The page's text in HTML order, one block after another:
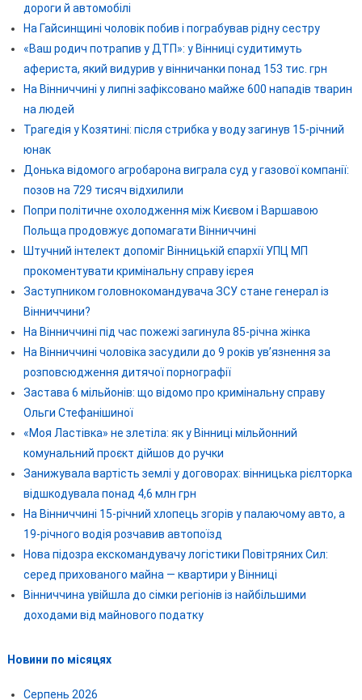
дороги й автомобілі
На Гайсинщині чоловік побив і пограбував рідну сестру
«Ваш родич потрапив у ДТП»: у Вінниці судитимуть
афериста, який видурив у вінничанки понад 153 тис. грн
На Вінниччині у липні зафіксовано майже 600 нападів тварин
на людей
Трагедія у Козятині: після стрибка у воду загинув 15-річний
юнак
Донька відомого агробарона виграла суд у газової компанії:
позов на 729 тисяч відхилили
Попри політичне охолодження між Києвом і Варшавою
Польща продовжує допомагати Вінниччині
Штучний інтелект допоміг Вінницькій єпархії УПЦ МП
прокоментувати кримінальну справу ієрея
Заступником головнокомандувача ЗСУ стане генерал із
Вінниччини?
На Вінниччині під час пожежі загинула 85-річна жінка
На Вінниччині чоловіка засудили до 9 років ув’язнення за
розповсюдження дитячої порнографії
Застава 6 мільйонів: що відомо про кримінальну справу
Ольги Стефанішиної
«Моя Ластівка» не злетіла: як у Вінниці мільйонний
комунальний проєкт дійшов до ручки
Занижувала вартість землі у договорах: вінницька рієлторка
відшкодувала понад 4,6 млн грн
На Вінниччині 15-річний хлопець згорів у палаючому авто, а
19-річного водія розчавив автопоїзд
Нова підозра екскомандувачу логістики Повітряних Сил:
серед прихованого майна — квартири у Вінниці
Вінниччина увійшла до сімки регіонів із найбільшими
доходами від майнового податку
Новини по місяцях
Серпень 2026